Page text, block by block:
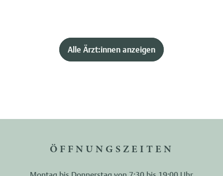
Alle Ärzt:innen anzeigen
ÖFFNUNGSZEITEN